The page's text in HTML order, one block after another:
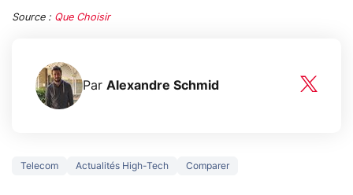
Source : Que Choisir
Par Alexandre Schmid
Telecom Actualités High-Tech Comparer
3 écrans en 1 pour